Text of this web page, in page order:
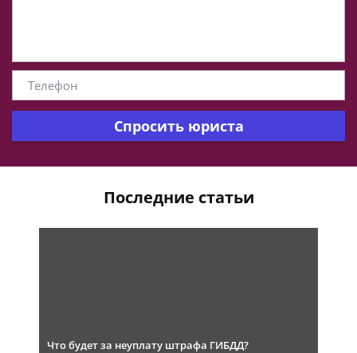
Спросить юриста
Последние статьи
Что будет за неуплату штрафа ГИБДД?